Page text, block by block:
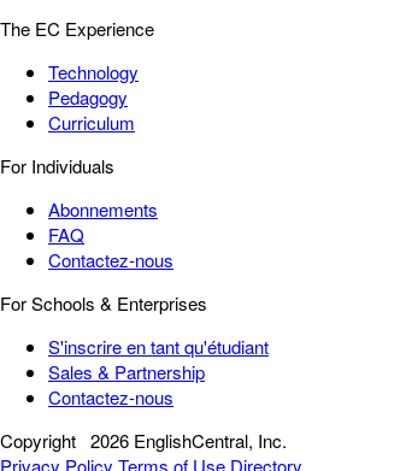
The EC Experience
Technology
Pedagogy
Curriculum
For Individuals
Abonnements
FAQ
Contactez-nous
For Schools & Enterprises
S'inscrire en tant qu'étudiant
Sales & Partnership
Contactez-nous
Copyright 2026 EnglishCentral, Inc.